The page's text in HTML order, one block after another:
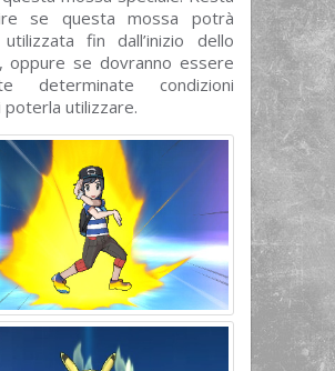
se questa mossa potrà
fin dall’inizio dello
oppure se dovranno essere
determinate condizioni
poterla utilizzare.